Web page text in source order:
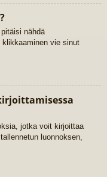
nähdä
vie sinut
jotka voit kirjoittaa
luonnoksen,